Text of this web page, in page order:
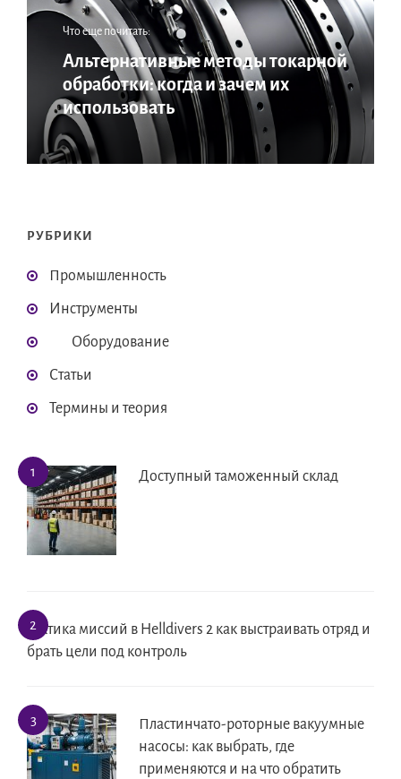
Что еще почитать:
Альтернативные методы токарной
обработки: когда и зачем их
использовать
РУБРИКИ
Промышленность
Инструменты
Оборудование
Статьи
Термины и теория
Доступный таможенный склад
Тактика миссий в Helldivers 2 как выстраивать отряд и
брать цели под контроль
Пластинчато-роторные вакуумные
насосы: как выбрать, где
применяются и на что обратить